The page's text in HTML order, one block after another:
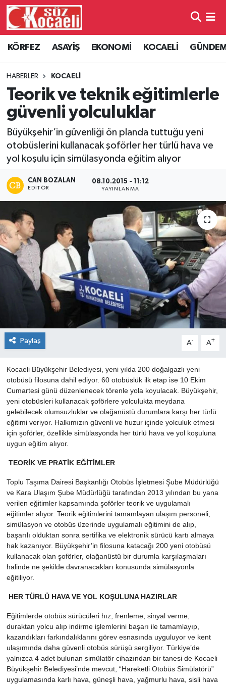
KÖRFEZ ASAYİŞ EKONOMİ KOCAELİ
HABERLER KOCAELİ
Teorik ve teknik eğitimlerle
güvenli yolculuklar
Büyükşehir’in güvenliği ön planda tuttuğu yeni
otobüslerini kullanacak şoförler her türlü hava ve
yol koşulu için simülasyonda eğitim alıyor
CAN BOZALAN
EDITÖR
08.10.2015 - 11:12
YAYINLANMA
Paylaş A- A+
Kocaeli Büyükşehir Belediyesi, yeni yılda 200 doğalgazlı yeni
otobüsü filosuna dahil ediyor. 60 otobüslük ilk etap ise 10 Ekim
Cumartesi günü düzenlenecek törenle yola koyulacak. Büyükşehir,
yeni otobüsleri kullanacak şoförlere yolculukta meydana
gelebilecek olumsuzluklar ve olağanüstü durumlara karşı her türlü
eğitimi veriyor. Halkımızın güvenli ve huzur içinde yolculuk etmesi
için şoförler, özellikle simülasyonda her türlü hava ve yol koşuluna
uygun eğitim alıyor.
TEORİK VE PRATİK EĞİTİMLER
Toplu Taşıma Dairesi Başkanlığı Otobüs İşletmesi Şube Müdürlüğü
ve Kara Ulaşım Şube Müdürlüğü tarafından 2013 yılından bu yana
verilen eğitimler kapsamında şoförler teorik ve uygulamalı
eğitimler alıyor. Teorik eğitimlerini tamamlayan ulaşım personeli,
simülasyon ve otobüs üzerinde uygulamalı eğitimini de alıp,
başarılı olduktan sonra sertifika ve elektronik sürücü kartı almaya
hak kazanıyor. Büyükşehir’in filosuna katacağı 200 yeni otobüsü
kullanacak olan şoförler, olağanüstü bir durumla karşılaşmaları
halinde ne şekilde davranacakları konusunda simülasyonla
eğitiliyor.
HER TÜRLÜ HAVA VE YOL KOŞULUNA HAZIRLAR
Eğitimlerde otobüs sürücüleri hız, frenleme, sinyal verme,
duraktan yolcu alıp indirme işlemlerini başarı ile tamamlayıp,
kazandıkları farkındalıklarını görev esnasında uyguluyor ve kent
ulaşımında daha güvenli otobüs sürüşü sergiliyor. Türkiye’de
yalnızca 4 adet bulunan simülatör cihazından bir tanesi de Kocaeli
Büyükşehir Belediyesi’nde mevcut, “Hareketli Otobüs Simülatörü”
uygulamasında karlı hava, güneşli hava, yağmurlu hava, sisli hava
Kocaeli Hava Durumu
Kocaeli Namaz Vakitleri
Kocaeli Trafik Yoğunluk Haritası
Süper Lig Puan Durumu ve Fikstür
Son Dakika Haberleri
Haber Arşivi